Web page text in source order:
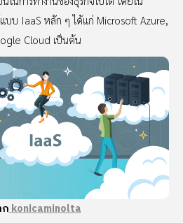
บ IaaS หลัก ๆ ได้แก่ Microsoft Azure,
Cloud เป็นต้น
konicaminolta